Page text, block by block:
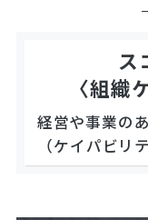
ス
〈組織
経営や事業の
（ケイパビリ